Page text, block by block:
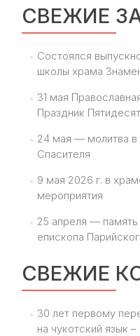
СВЕЖИЕ
Состоялся
школы храма
31 мая
Праздник
24 мая — молитва
Спасителя
9 мая 2026 г. в
мероприятия
25 апреля —
епископа
СВЕЖИЕ
30 лет первому
на чукотский язык